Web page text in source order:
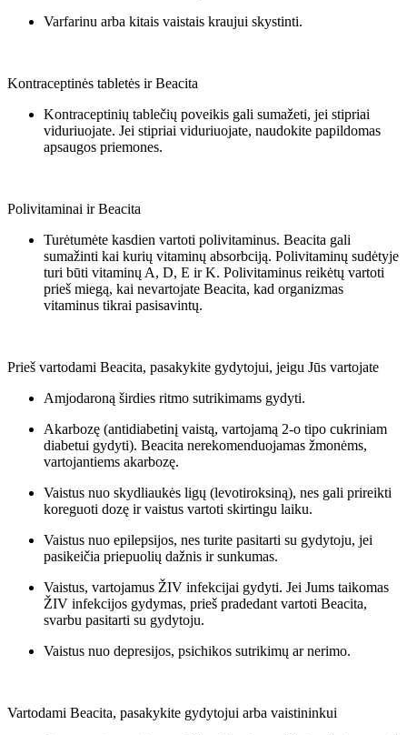
Varfarinu arba kitais vaistais kraujui skystinti.
Kontraceptinės tabletės ir Beacita
Kontraceptinių tablečių poveikis gali sumažeti, jei stipriai
viduriuojate. Jei stipriai viduriuojate, naudokite papildomas
apsaugos priemones.
Polivitaminai ir Beacita
Turėtumėte kasdien vartoti polivitaminus. Beacita gali
sumažinti kai kurių vitaminų absorbciją. Polivitaminų sudėtyje
turi būti vitaminų A, D, E ir K. Polivitaminus reikėtų vartoti
prieš miegą, kai nevartojate Beacita, kad organizmas
vitaminus tikrai pasisavintų.
Prieš vartodami Beacita, pasakykite gydytojui, jeigu Jūs vartojate
Amjodaroną širdies ritmo sutrikimams gydyti.
Akarbozę (antidiabetinį vaistą, vartojamą 2-o tipo cukriniam
diabetui gydyti). Beacita nerekomenduojamas žmonėms,
vartojantiems akarbozę.
Vaistus nuo skydliaukės ligų (levotiroksiną), nes gali prireikti
koreguoti dozę ir vaistus vartoti skirtingu laiku.
Vaistus nuo epilepsijos, nes turite pasitarti su gydytoju, jei
pasikeičia priepuolių dažnis ir sunkumas.
Vaistus, vartojamus ŽIV infekcijai gydyti. Jei Jums taikomas
ŽIV infekcijos gydymas, prieš pradedant vartoti Beacita,
svarbu pasitarti su gydytoju.
Vaistus nuo depresijos, psichikos sutrikimų ar nerimo.
Vartodami Beacita, pasakykite gydytojui arba vaistininkui